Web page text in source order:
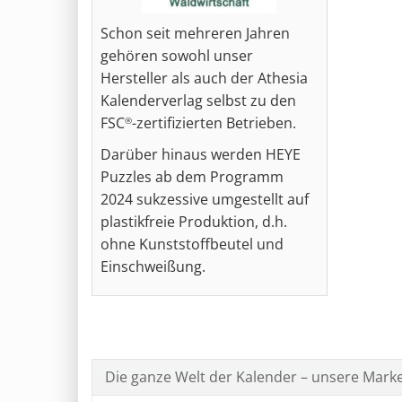
Schon seit mehreren Jahren
gehören sowohl unser
Hersteller als auch der Athesia
Kalenderverlag selbst zu den
FSC®-zertifizierten Betrieben.
Darüber hinaus werden HEYE
Puzzles ab dem Programm
2024 sukzessive umgestellt auf
plastikfreie Produktion, d.h.
ohne Kunststoffbeutel und
Einschweißung.
Die ganze Welt der Kalender – unsere